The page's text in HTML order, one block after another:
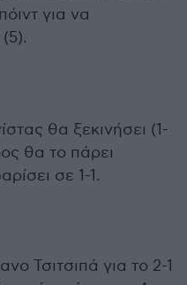
για να
θα ξεκινήσει (1-
θα το πάρει
σε 1-1.
Τσιτσιπά για το 2-1